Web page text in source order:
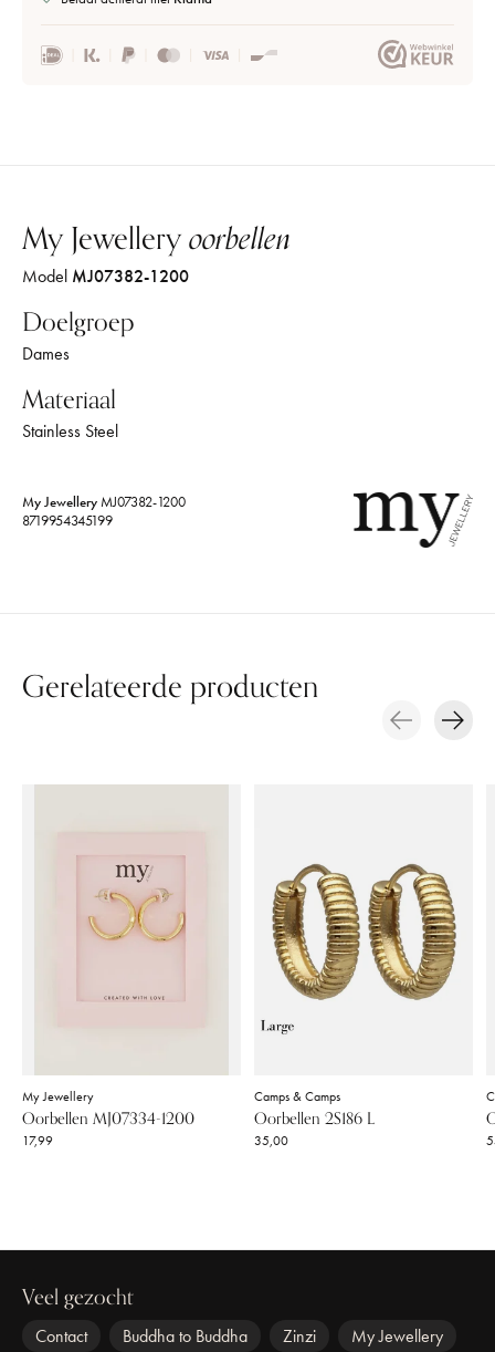
My Jewelleryoorbellen
Model MJ07382-1200
Doelgroep
Dames
Materiaal
Stainless Steel
My JewelleryMJ07382-1200
8719954345199
Gerelateerde producten
My Jewellery
Oorbellen MJ07334-1200
17,99
Camps & Camps
Oorbellen 2S186 L
35,00
Veel gezocht
Contact Buddha to Buddha Zinzi
My Jewellery